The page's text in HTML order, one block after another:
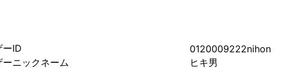
ーID
0120009222nihon
ニックネーム
ヒキ男